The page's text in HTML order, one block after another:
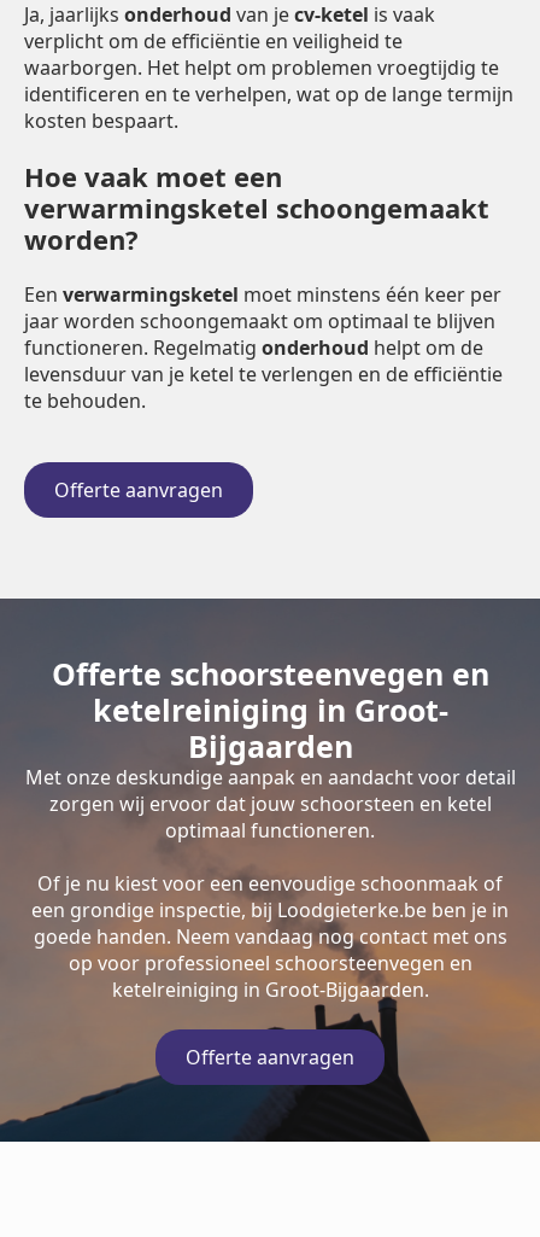
Ja, jaarlijks onderhoud van jecv-ketel is vaak
verplicht om de efficiëntie en veiligheid te
waarborgen. Het helpt om problemen vroegtijdig te
identificeren en te verhelpen, wat op de lange termijn
kosten bespaart.
Hoe vaak moet een
verwarmingsketel schoongemaakt
worden?
Een verwarmingsketel moet minstens één keer per
jaar worden schoongemaakt om optimaal te blijven
functioneren. Regelmatig onderhoud helpt om de
levensduur van je ketel te verlengen en de efficiëntie
te behouden.
Offerte aanvragen
Offerte schoorsteenvegen en
ketelreiniging in Groot-
Bijgaarden
Met onze deskundige aanpak en aandacht voor detail
zorgen wij ervoor dat jouw schoorsteen en ketel
optimaal functioneren.
Of je nu kiest voor een eenvoudige schoonmaak of
een grondige inspectie, bij Loodgieterke.be ben je in
goede handen. Neem vandaag nog contact met ons
op voor professioneel schoorsteenvegen en
ketelreiniging in Groot-Bijgaarden.
Offerte aanvragen